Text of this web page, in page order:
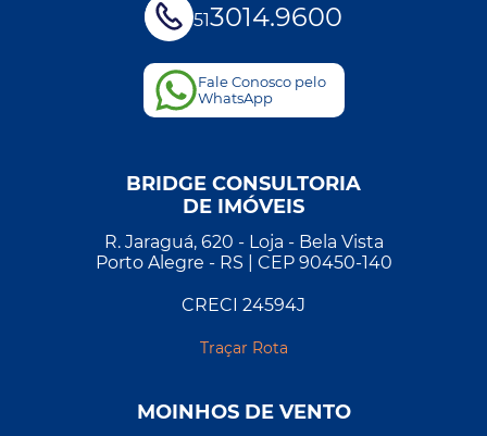
513014.9600
Fale Conosco pelo
WhatsApp
BRIDGE CONSULTORIA
DE IMÓVEIS
R. Jaraguá, 620 - Loja - Bela Vista
Porto Alegre - RS | CEP 90450-140
CRECI 24594J
Traçar Rota
MOINHOS DE VENTO